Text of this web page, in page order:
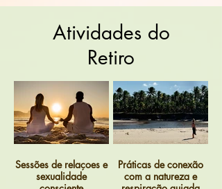
Atividades do
Retiro
Sessões de relaçoes e
sexualidade
Práticas de conexão
com a natureza e